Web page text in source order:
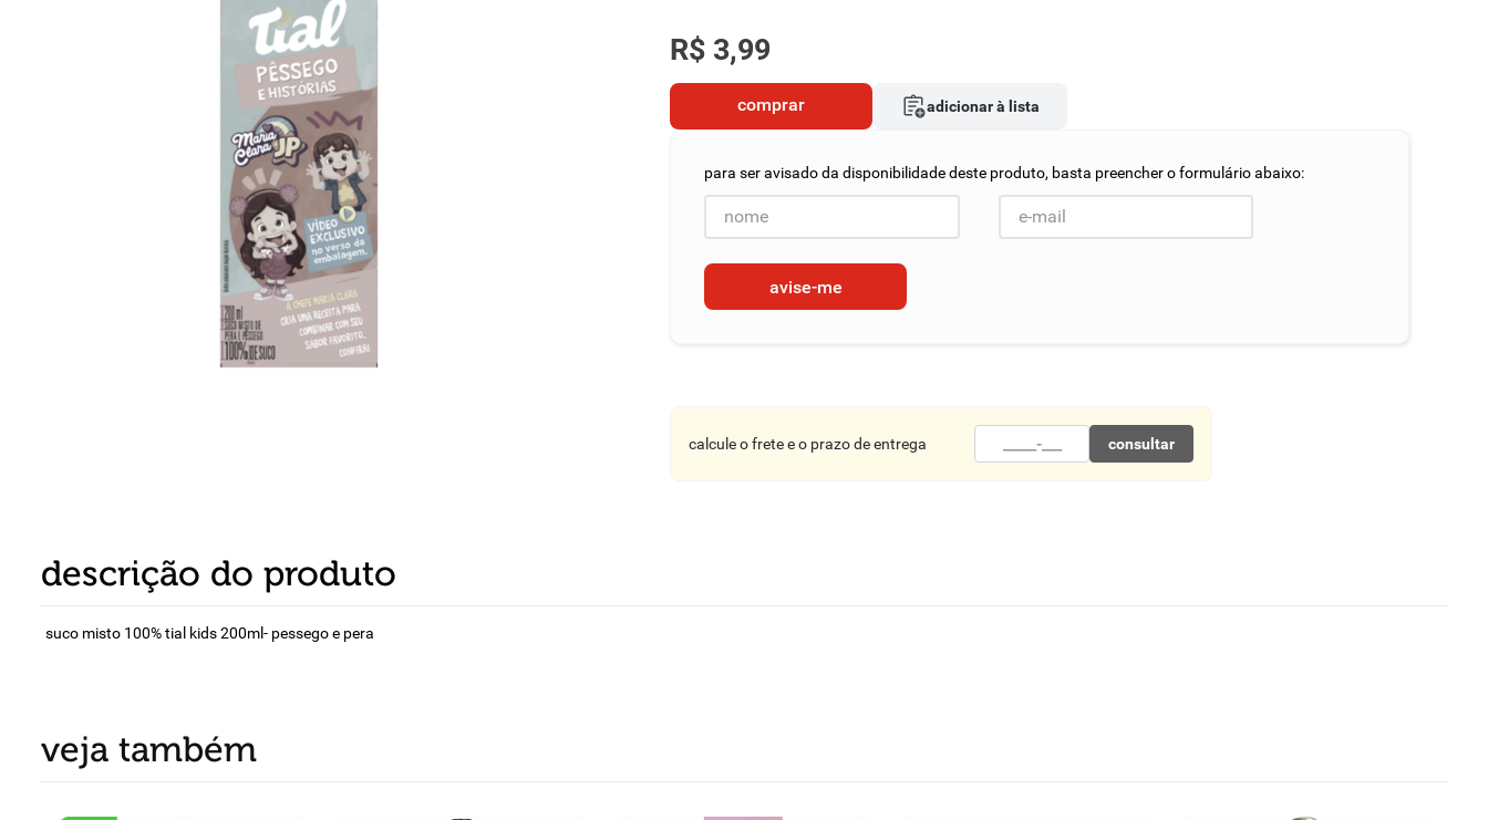
R$ 3,99
comprar adicionar à lista
avise-me
calcule o frete e o prazo de entrega consultar
descrição do produto
suco misto 100% tial kids 200ml- pessego e pera
veja também
vinhos
6º
7º queijo
8º detergente
macarrão
10º chocolate